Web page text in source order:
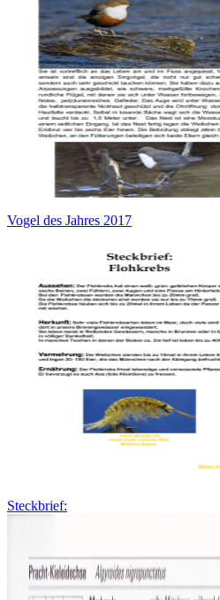
Vogel des Jahres 2017
Steckbrief: